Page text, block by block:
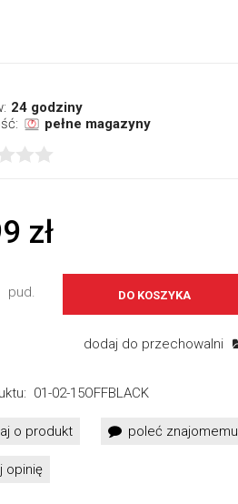
24 godziny
pełne magazyny
zł
pud. DO KOSZYKA
dodaj do przechowalni
01-02-15OFFBLACK
o produkt poleć znajomemu
opinię